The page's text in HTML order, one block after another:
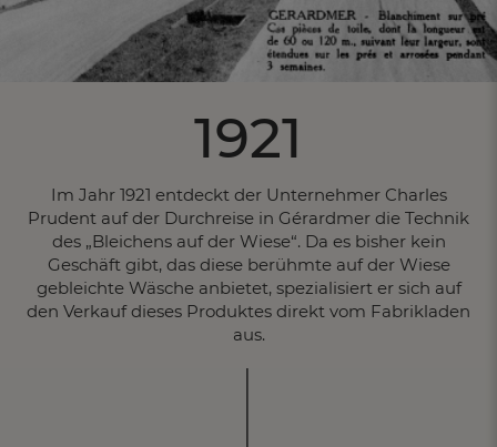
1921
Im Jahr 1921 entdeckt der Unternehmer Charles
Prudent auf der Durchreise in Gérardmer die Technik
des „Bleichens auf der Wiese“. Da es bisher kein
Geschäft gibt, das diese berühmte auf der Wiese
gebleichte Wäsche anbietet, spezialisiert er sich auf
den Verkauf dieses Produktes direkt vom Fabrikladen
aus.